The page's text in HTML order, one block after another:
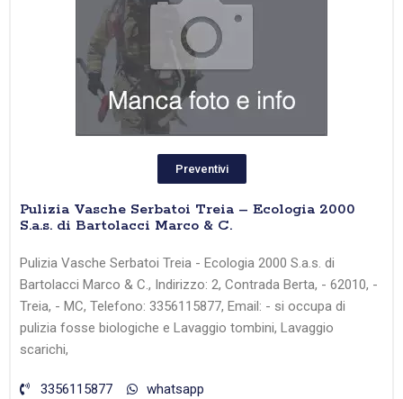
Preventivi
Pulizia Vasche Serbatoi Treia – Ecologia 2000
S.a.s. di Bartolacci Marco & C.
Pulizia Vasche Serbatoi Treia - Ecologia 2000 S.a.s. di
Bartolacci Marco & C., Indirizzo: 2, Contrada Berta, - 62010, -
Treia, - MC, Telefono: 3356115877, Email: - si occupa di
pulizia fosse biologiche e Lavaggio tombini, Lavaggio
scarichi,
3356115877
whatsapp